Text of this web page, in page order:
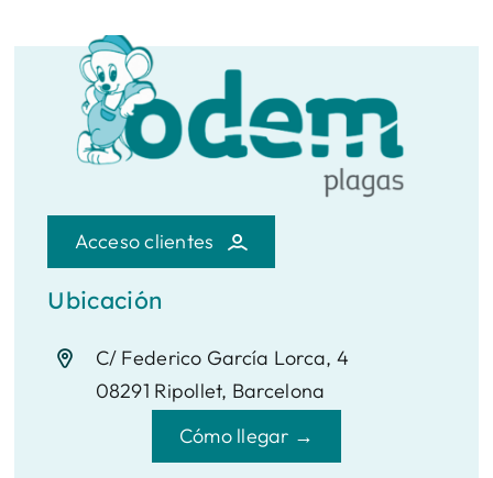
Acceso clientes
Ubicación
C/ Federico García Lorca, 4
08291 Ripollet, Barcelona
Cómo llegar →